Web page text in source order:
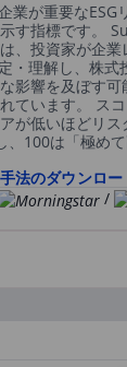
業が重要な
す指標です。
、投資家が企
・理解し、株
影響を及ぼす
ています。 ス
が低いほどリ
、100は「極めて
法のダウンロー
/